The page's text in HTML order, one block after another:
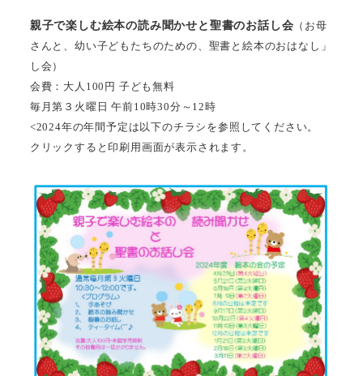
親子で楽しむ絵本の読み聞かせと聖書のお話し会 （お母
さんと、幼い子どもたちのための、聖書と絵本のおはなし」
し会）
会費：大人100円 子ども無料
毎月第３火曜日 午前10時30分～12時
<2024年の年間予定は以下のチラシを参照してください。
クリックすると印刷用画面が表示されます。